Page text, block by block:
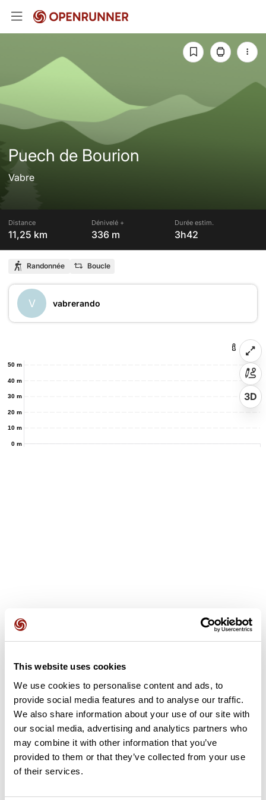
This website uses cookies
We use cookies to personalise content and ads, to
provide social media features and to analyse our traffic.
We also share information about your use of our site with
our social media, advertising and analytics partners who
may combine it with other information that you’ve
provided to them or that they’ve collected from your use
of their services.
Puech de Bourion
Vabre
Distance
11,25 km
Dénivelé +
336 m
Durée estim.
3h42
Randonnée Boucle
V vabrerando
0 m
10 m
20 m
30 m
40 m
50 m
3D
Ajouter un avis
Découvrez ce parcours de randonnée de 11,3 km à proximité de